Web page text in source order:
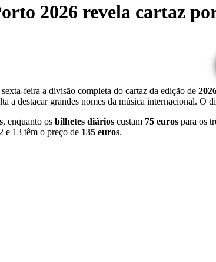
2026 revela cartaz
feira a divisão completa do cartaz da edição de
a destacar grandes nomes da música internacional. O
, enquanto os bilhetes diários custam 75 euros para os
e 13 têm o preço de 135 euros.